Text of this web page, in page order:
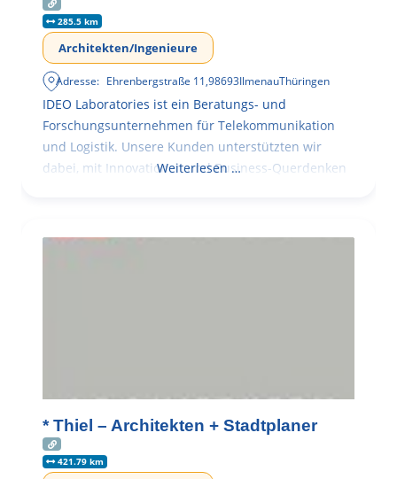
285.5 km
Architekten/Ingenieure
Adresse: Ehrenbergstraße 11,98693IlmenauThüringen
IDEO Laboratories ist ein Beratungs- und
Forschungsunternehmen für Telekommunikation
und Logistik. Unsere Kunden unterstützten wir
dabei, mit Innovationen und Business-Querdenken
Weiterlesen …
* Thiel – Architekten + Stadtplaner
421.79 km